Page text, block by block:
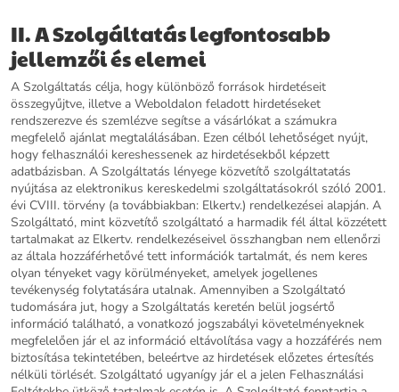
II. A Szolgáltatás legfontosabb
jellemzői és elemei
A Szolgáltatás célja, hogy különböző források hirdetéseit
összegyűjtve, illetve a Weboldalon feladott hirdetéseket
rendszerezve és szemlézve segítse a vásárlókat a számukra
megfelelő ajánlat megtalálásában. Ezen célból lehetőséget nyújt,
hogy felhasználói kereshessenek az hirdetésekből képzett
adatbázisban. A Szolgáltatás lényege közvetítő szolgáltatatás
nyújtása az elektronikus kereskedelmi szolgáltatásokról szóló 2001.
évi CVIII. törvény (a továbbiakban: Elkertv.) rendelkezései alapján. A
Szolgáltató, mint közvetítő szolgáltató a harmadik fél által közzétett
tartalmakat az Elkertv. rendelkezéseivel összhangban nem ellenőrzi
az általa hozzáférhetővé tett információk tartalmát, és nem keres
olyan tényeket vagy körülményeket, amelyek jogellenes
tevékenység folytatására utalnak. Amennyiben a Szolgáltató
tudomására jut, hogy a Szolgáltatás keretén belül jogsértő
információ található, a vonatkozó jogszabályi követelményeknek
megfelelően jár el az információ eltávolítása vagy a hozzáférés nem
biztosítása tekintetében, beleértve az hirdetések előzetes értesítés
nélküli törlését. Szolgáltató ugyanígy jár el a jelen Felhasználási